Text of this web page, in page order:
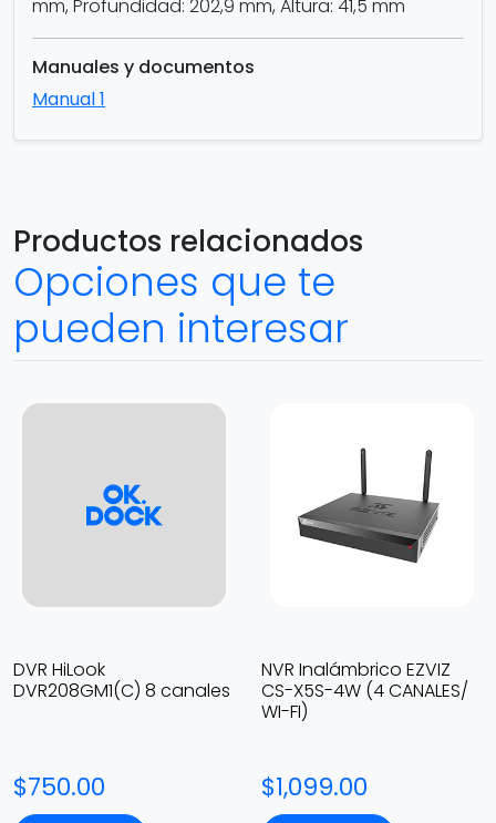
mm, Profundidad: 202,9 mm, Altura: 41,5 mm
Manuales y documentos
Manual 1
Productos relacionados
Opciones que te
pueden interesar
DVR HiLook
DVR208GM1(C) 8 canales
$750.00
NVR Inalámbrico EZVIZ
CS-X5S-4W (4 CANALES/
WI-FI)
$1,099.00